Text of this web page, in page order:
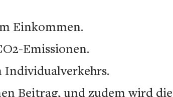
Einkommen.
Emissionen.
Beitrag, und zudem wird die